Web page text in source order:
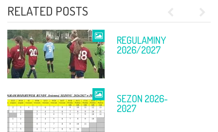
RELATED POSTS
REGULAMINY
2026/2027
SEZON 2026-
2027
FINAŁ PP
TABELE PO 11-
12 KWIETNIA